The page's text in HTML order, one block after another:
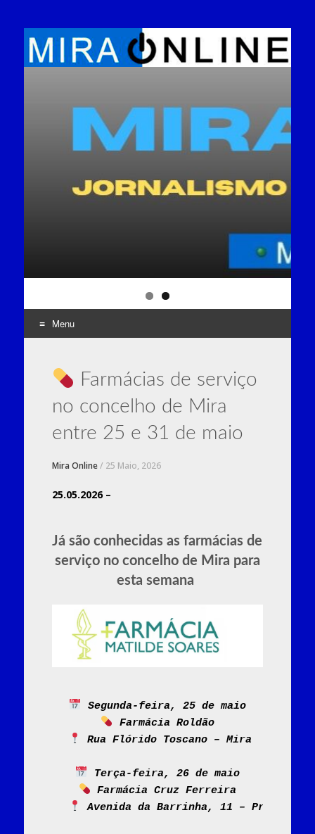
Menu
content
Farmácias de serviço
no concelho de Mira
entre 25 e 31 de maio
Mira Online/ 25 Maio, 2026
25.05.2026 –
Já são conhecidas as farmácias de
serviço no concelho de Mira para
esta semana
Segunda-feira, 25 de maio
Farmácia Roldão
Rua Flórido Toscano – Mira
Terça-feira, 26 de maio
Farmácia Cruz Ferreira
Avenida da Barrinha, 11 – Praia de